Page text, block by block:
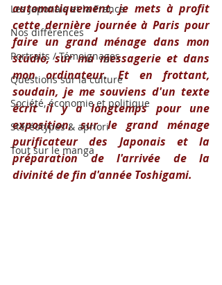
Les Japonais et la France
Nos différences
Portraits / Témoignages
Questions sur la culture
Société, économie et politique
Stéréotypes & apriori
Tout sur le manga
automatiquement, je mets à profit
cette dernière journée à Paris pour
faire un grand ménage dans mon
studio, sur ma messagerie et dans
mon ordinateur. Et en frottant,
soudain, je me souviens d'un texte
écrit il y a longtemps pour une
exposition, sur le grand ménage
purificateur des Japonais et la
préparation de l'arrivée de la
divinité de fin d'année Toshigami.